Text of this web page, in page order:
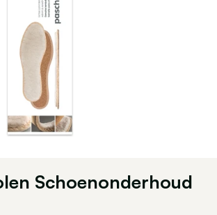
Schoenonderhoud